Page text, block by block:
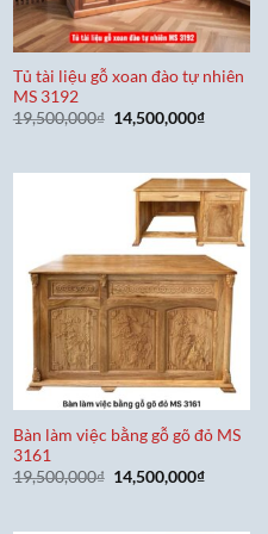
Tủ tài liệu gỗ xoan đào tự nhiên
MS 3192
19,500,000₫ Giá
gốc
14,500,000₫Giá
Bàn làm việc bằng gỗ gõ đỏ MS
3161
19,500,000₫ Giá
gốc
14,500,000₫Giá